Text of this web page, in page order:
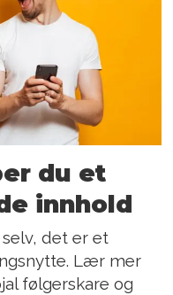
du et
innhold
det er et
Lær mer
følgerskare og